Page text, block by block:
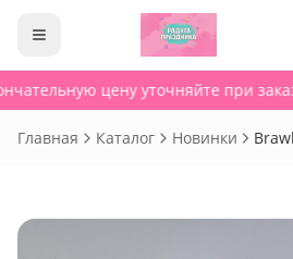
цену уточняйте при
Главная Каталог Новинки